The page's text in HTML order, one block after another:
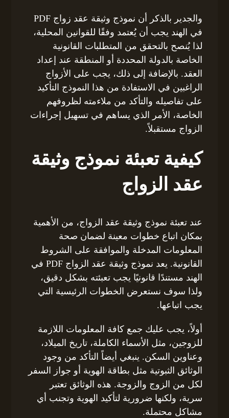
والجدير بالذكر أن نموذج وثيقة عقد زواج PDF
في الهند يجب أن يُعتمد وفقًا للقوانين المحلية،
لذا يُنصح بالتحقق من المتطلبات القانونية
الخاصة بالدولة المحددة أو المنطقة عند إعداد
العقد. بالإضافة إلى ذلك، يجب على الأزواج
الراغبين في الاستفادة من هذا النموذج التأكيد
على تفاصيله والتأكد من ملاءمته لظروفهم
الخاصة، الأمر الذي يساهم في تسهيل إجراءات
الزواج مستقبلاً.
كيفية تعبئة نموذج وثيقة
عقد الزواج
عند تعبئة نموذج وثيقة عقد الزواج، من الأهمية
بمكان اتباع خطوات معينة لضمان صحة
المعلومات المدخلة والموافقة على الشروط
القانونية. يعد نموذج وثيقة عقد الزواج PDF في
الهند مستندًا قانونيًا يجب تعبئته بشكل دقيق،
ولذا سوف نستعرض الخطوات الرئيسية التي
يجب اتباعها.
أولاً، يجب عليك جمع كافة المعلومات اللازمة
للزوجين، مثل الأسماء الكاملة، تاريخ الميلاد،
وعناوين السكن. ينبغي أيضاً التأكد من وجود
الوثائق الثبوتية مثل بطاقة الهوية أو جواز السفر
لكل من الزوج والزوجة. هذه الوثائق تعتبر
سرية، ولكنها ضرورية لتأكيد الهوية وتجنب أي
مشاكل محتملة.